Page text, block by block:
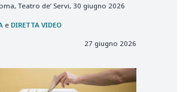
Teatro de’ Servi, 30 giugno 2026
e DIRETTA VIDEO
27 giugno 2026